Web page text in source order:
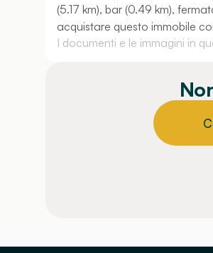
(5.17 km), bar (0.49 km),
acquistare questo immobile
I documenti e le immagini in